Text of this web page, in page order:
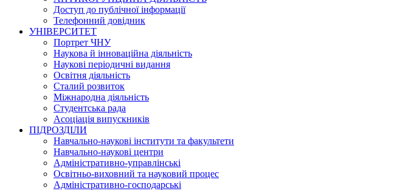
Доступ до публічної інформації
Телефонний довідник
УНІВЕРСИТЕТ
Портрет ЧНУ
Наукова й інноваційна діяльність
Наукові періодичні видання
Освітня діяльність
Сталий розвиток
Міжнародна діяльність
Студентська рада
Асоціація випускників
ПІДРОЗДІЛИ
Навчально-наукові інститути та факультети
Навчально-наукові центри
Адміністративно-управлінські
Освітньо-виховний та науковий процес
Адміністративно-господарські